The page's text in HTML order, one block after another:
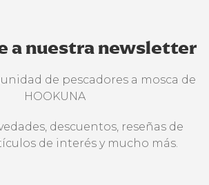
a nuestra newsletter
de pescadores a mosca de
HOOKUNA
descuentos, reseñas de
de interés y mucho más.